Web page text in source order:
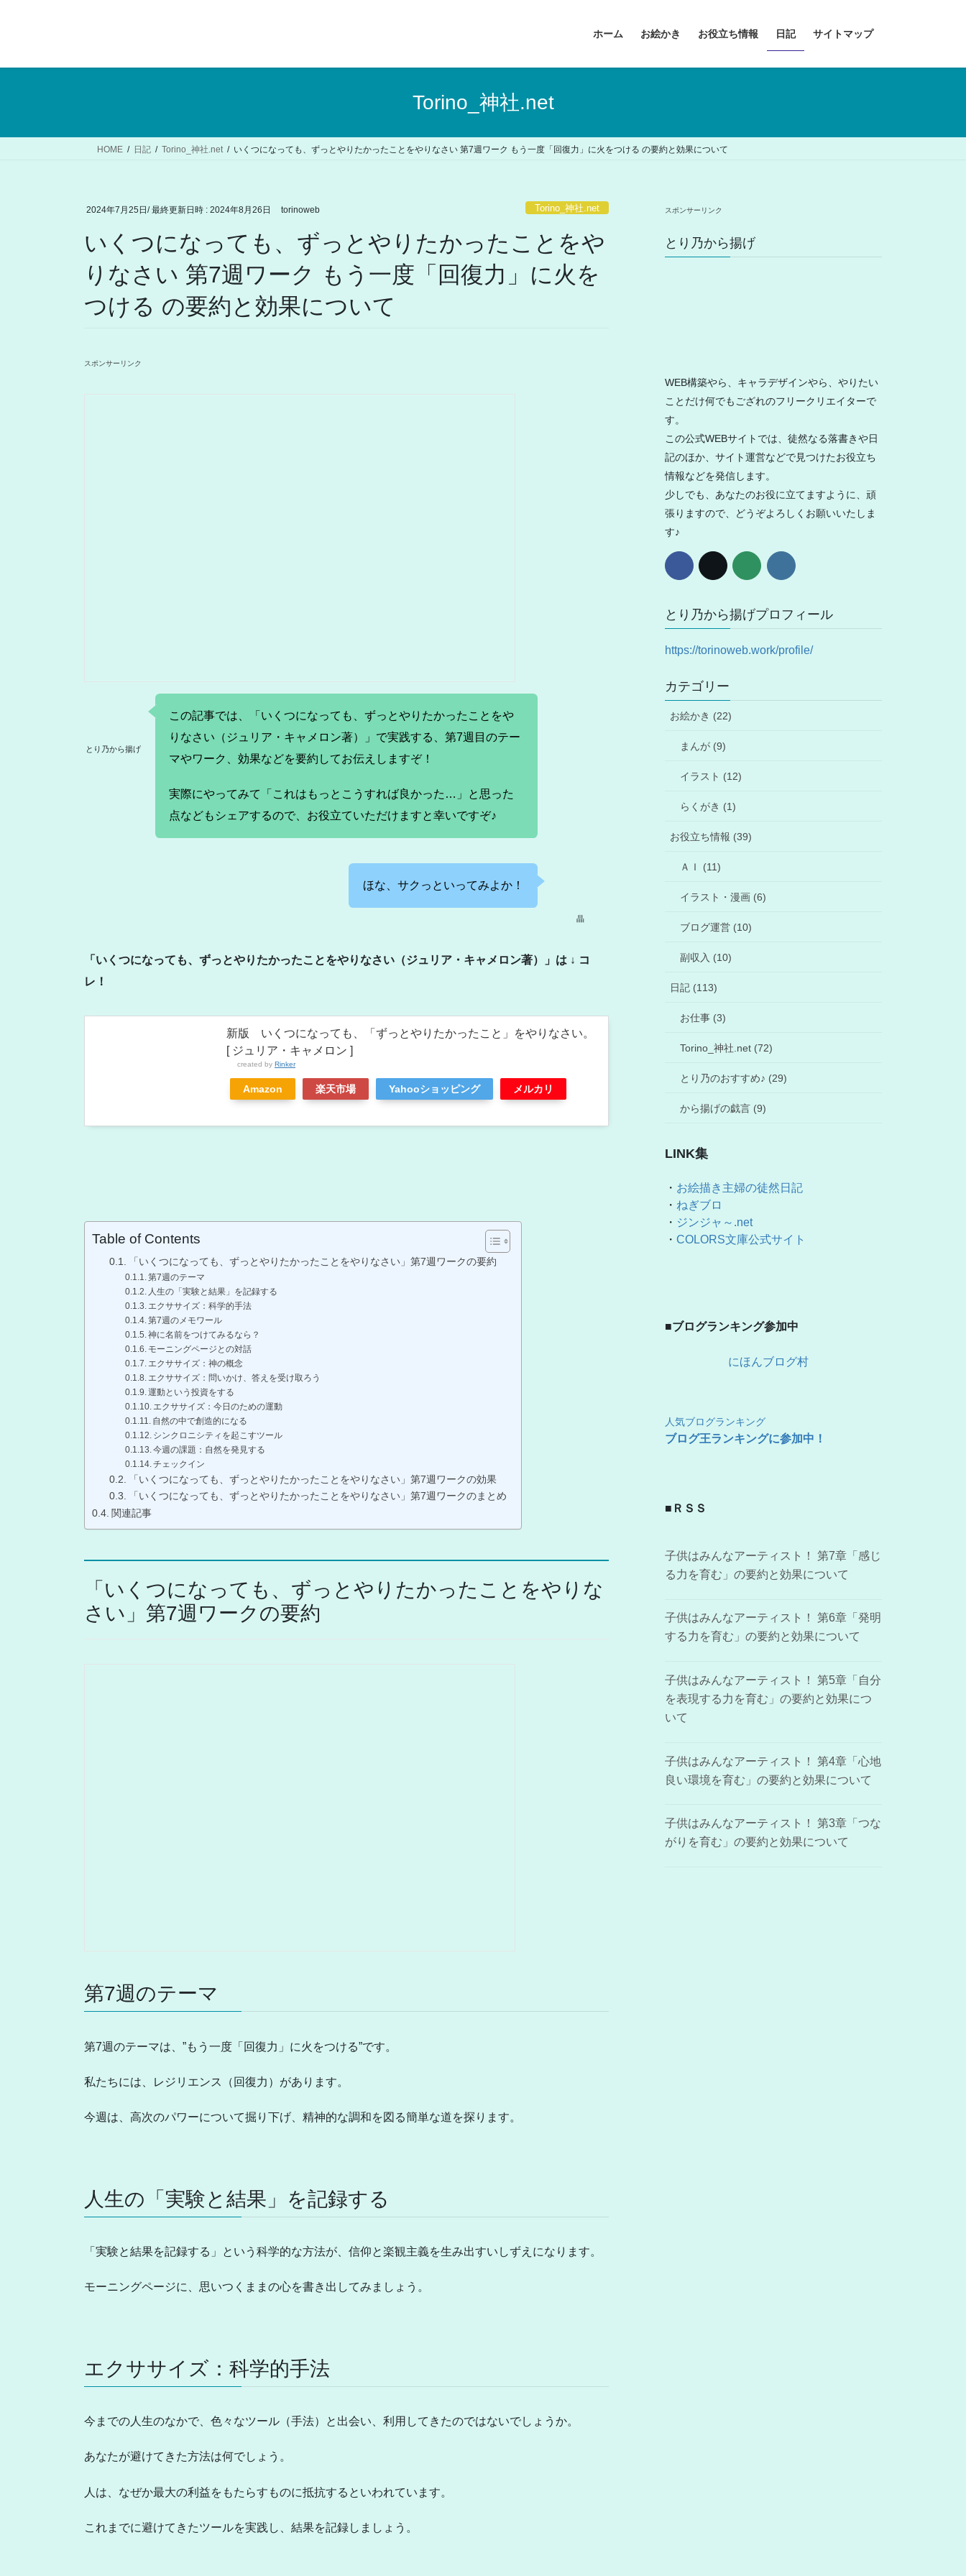
ホーム お絵かき お役立ち情報 日記 サイトマップ
Torino_神社.net
HOME 日記 Torino_神社.net いくつになっても、ずっとやりたかったことをやりなさい 第7週ワーク もう一度「回復力」に火をつける の要約と効果について
2024年7月25日 / 最終更新日時 : 2024年8月26日 torinoweb Torino_神社.net
いくつになっても、ずっとやりたかったことをや
りなさい 第7週ワーク もう一度「回復力」に火を
つける の要約と効果について
スポンサーリンク
とり乃から揚げ
この記事では、「いくつになっても、ずっとやりたかったことをや
りなさい（ジュリア・キャメロン著）」で実践する、第7週目のテー
マやワーク、効果などを要約してお伝えしますぞ！
実際にやってみて「これはもっとこうすれば良かった…」と思った
点などもシェアするので、お役立ていただけますと幸いですぞ♪
晶
ほな、サクっといってみよか！
「いくつになっても、ずっとやりたかったことをやりなさい（ジュリア・キャメロン著）」は ↓ コ
レ！
新版 いくつになっても、「ずっとやりたかったこと」をやりなさい。
[ ジュリア・キャメロン ]
created by Rinker
Amazon 楽天市場 Yahooショッピング メルカリ
Table of Contents
「いくつになっても、ずっとやりたかったことをやりなさい」第7週ワークの要約
第7週のテーマ
人生の「実験と結果」を記録する
エクササイズ：科学的手法
第7週のメモワール
神に名前をつけてみるなら？
モーニングページとの対話
エクササイズ：神の概念
エクササイズ：問いかけ、答えを受け取ろう
運動という投資をする
エクササイズ：今日のための運動
自然の中で創造的になる
シンクロニシティを起こすツール
今週の課題：自然を発見する
チェックイン
「いくつになっても、ずっとやりたかったことをやりなさい」第7週ワークの効果
「いくつになっても、ずっとやりたかったことをやりなさい」第7週ワークのまとめ
関連記事
「いくつになっても、ずっとやりたかったことをやりな
さい」第7週ワークの要約
第7週のテーマ
第7週のテーマは、”もう一度「回復力」に火をつける”です。
私たちには、レジリエンス（回復力）があります。
今週は、高次のパワーについて掘り下げ、精神的な調和を図る簡単な道を探ります。
人生の「実験と結果」を記録する
「実験と結果を記録する」という科学的な方法が、信仰と楽観主義を生み出すいしずえになります。
モーニングページに、思いつくままの心を書き出してみましょう。
エクササイズ：科学的手法
今までの人生のなかで、色々なツール（手法）と出会い、利用してきたのではないでしょうか。
あなたが避けてきた方法は何でしょう。
人は、なぜか最大の利益をもたらすものに抵抗するといわれています。
これまでに避けてきたツールを実践し、結果を記録しましょう。
スポンサーリンク
とり乃から揚げ
WEB構築やら、キャラデザインやら、やりたい
ことだけ何でもござれのフリークリエイターで
す。
この公式WEBサイトでは、徒然なる落書きや日
記のほか、サイト運営などで見つけたお役立ち
情報などを発信します。
少しでも、あなたのお役に立てますように、頑
張りますので、どうぞよろしくお願いいたしま
す♪
とり乃から揚げプロフィール
https://torinoweb.work/profile/
カテゴリー
お絵かき (22)
まんが (9)
イラスト (12)
らくがき (1)
お役立ち情報 (39)
ＡＩ (11)
イラスト・漫画 (6)
ブログ運営 (10)
副収入 (10)
日記 (113)
お仕事 (3)
Torino_神社.net (72)
とり乃のおすすめ♪ (29)
から揚げの戯言 (9)
LINK集
・ お絵描き主婦の徒然日記
・ ねぎブロ
・ ジンジャ～.net
・COLORS文庫公式サイト
■ブログランキング参加中
にほんブログ村
人気ブログランキング
ブログ王ランキングに参加中！
■ＲＳＳ
子供はみんなアーティスト！ 第7章「感じ
る力を育む」の要約と効果について
子供はみんなアーティスト！ 第6章「発明
する力を育む」の要約と効果について
子供はみんなアーティスト！ 第5章「自分
を表現する力を育む」の要約と効果につ
いて
子供はみんなアーティスト！ 第4章「心地
良い環境を育む」の要約と効果について
子供はみんなアーティスト！ 第3章「つな
がりを育む」の要約と効果について